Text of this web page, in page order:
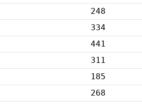
248
334
441
311
185
268